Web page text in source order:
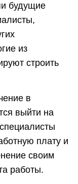
будущие
из
строить
в
выйти на
плату и
своим
работы.